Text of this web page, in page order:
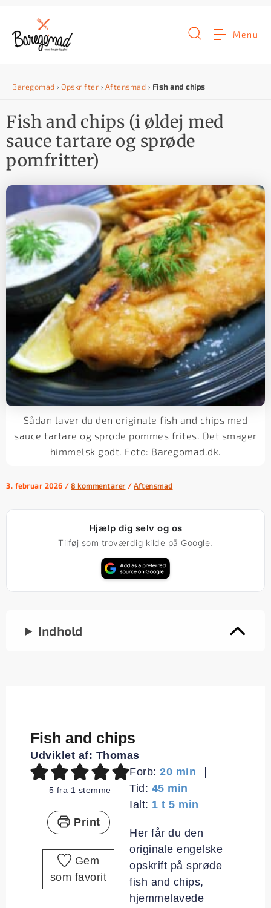
n
h
o
d
e
Menu
Baregomad › Opskrifter › Aftensmad › Fish and chips
Fish and chips (i øldej med
sauce tartare og sprøde
pomfritter)
Sådan laver du den originale fish and chips med
sauce tartare og sprøde pommes frites. Det smager
himmelsk godt. Foto: Baregomad.dk.
3. februar 2026 / 8 kommentarer / Aftensmad
Hjælp dig selv og os
Tilføj som troværdig kilde på Google.
Indhold
Fish and chips
Udviklet af: Thomas
5 fra 1 stemme
Print
Gem
som favorit
Forb:20minutter
min
Tid: 45minutter
min
Ialt: 1 time
t 5minutter
min
Her får du den
originale engelske
opskrift på sprøde
fish and chips,
hjemmelavede